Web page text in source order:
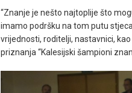
“Znanje je nešto najtoplije što
imamo podršku na tom putu
vrijednosti, roditelji, nastavnici,
priznanja “Kalesijski šampioni